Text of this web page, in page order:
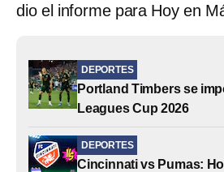
dio el informe para Hoy en
DEPORTES
Portland Timbers se
Leagues Cup 2026
DEPORTES
Cincinnati vs Pumas: